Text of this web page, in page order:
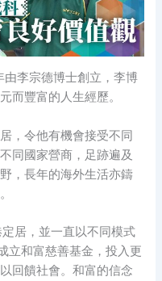
李宗德博士創立，李博
而豐富的人生經歷。
，令他有機會接受不同
同國家營商，足跡遍及
，長年的海外生活亦鑄
居，並一直以不同模式
立和富慈善基金，投入更
回饋社會。和富的信念